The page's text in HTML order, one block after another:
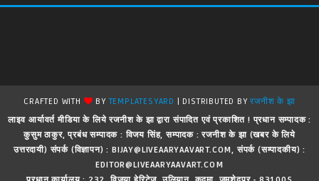
CRAFTED WITH BYTEMPLATESYARD | DISTRIBUTED BYरजनीश के झा
लाइव आर्यावर्त मीडिया के लिये रजनीश के झा द्वारा संपादित एवं प्रकाशित ! प्रधान सम्पादक :
कुसुम ठाकुर, प्रबंध सम्पादक : विजय सिंह, सम्पादक : रजनीश के झा (खबर के लिये
उत्तरदायी) संपर्क (विज्ञापन) : BIJAY@LIVEAARYAAVART.COM, संपर्क (सम्पादकीय) :
EDITOR@LIVEAARYAAVART.COM